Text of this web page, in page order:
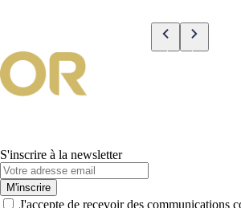
S'inscrire à la newsletter
M'inscrire
J'accepte de recevoir des communications